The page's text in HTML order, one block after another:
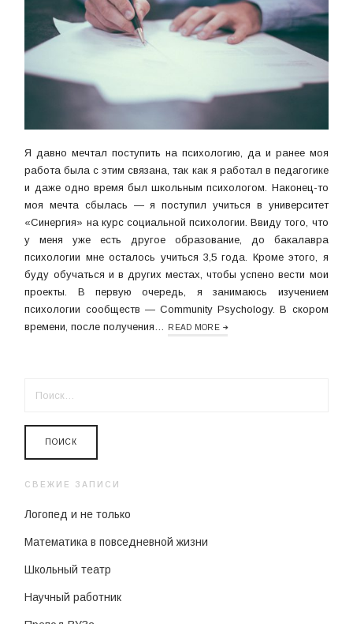
Я давно мечтал поступить на психологию, да и ранее моя
работа была с этим связана, так как я работал в педагогике
и даже одно время был школьным психологом. Наконец-то
моя мечта сбылась — я поступил учиться в университет
«Синергия» на курс социальной психологии. Ввиду того, что
у меня уже есть другое образование, до бакалавра
психологии мне осталось учиться 3,5 года. Кроме этого, я
буду обучаться и в других местах, чтобы успено вести мои
проекты. В первую очередь, я занимаюсь изучением
психологии сообществ — Community Psychology. В скором
времени, после получения…
READ MORE
СВЕЖИЕ ЗАПИСИ
Логопед и не только
Математика в повседневной жизни
Школьный театр
Научный работник